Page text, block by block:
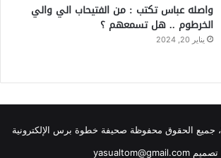
واصله عباس تكتب : من الفتيحاب الي والي
الخرطوم .. هل تسمعهم ؟
يناير 20, 2024
© حقوق النشر 2026، جميع الحقوق محفوظة صحيفة خطوة برس الإلكترونية
| تصميم yasualtom@gmail.com